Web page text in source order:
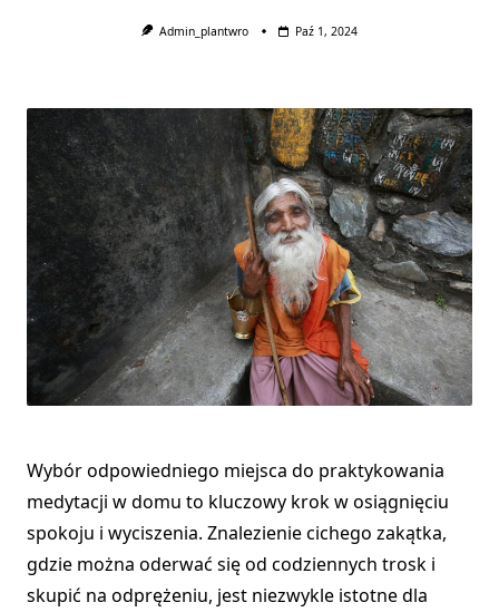
Admin_plantwro Paź 1, 2024
Wybór odpowiedniego miejsca do praktykowania
medytacji w domu to kluczowy krok w osiągnięciu
spokoju i wyciszenia. Znalezienie cichego zakątka,
gdzie można oderwać się od codziennych trosk i
skupić na odprężeniu, jest niezwykle istotne dla